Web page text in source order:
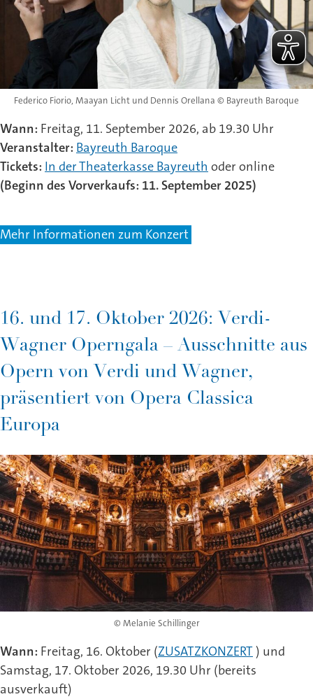
Federico Fiorio, Maayan Licht und Dennis Orellana © Bayreuth Baroque
Wann: Freitag, 11. September 2026, ab 19.30 Uhr
Veranstalter: Bayreuth Baroque
Tickets: In der Theaterkasse Bayreuth oder online
(Beginn des Vorverkaufs: 11. September 2025)
Mehr Informationen zum Konzert
16. und 17. Oktober 2026: Verdi-
Wagner Operngala – Ausschnitte aus
Opern von Verdi und Wagner,
präsentiert von Opera Classica
Europa
© Melanie Schillinger
Wann: Freitag, 16. Oktober (ZUSATZKONZERT) und
Samstag, 17. Oktober 2026, 19.30 Uhr (bereits
ausverkauft)